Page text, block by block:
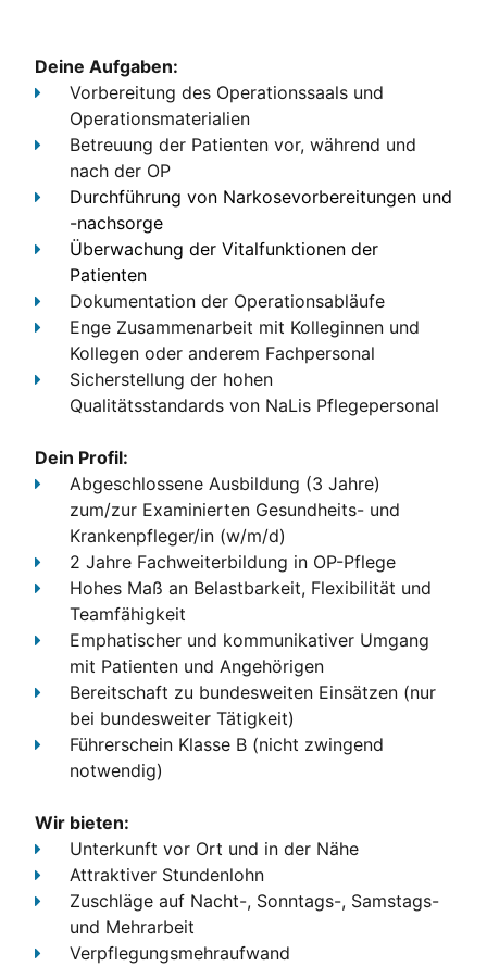
Deine Aufgaben:
Vorbereitung des Operationssaals und
Operationsmaterialien
Betreuung der Patienten vor, während und
nach der OP
Durchführung von Narkosevorbereitungen und
-nachsorge
Überwachung der Vitalfunktionen der
Patienten
Dokumentation der Operationsabläufe
Enge Zusammenarbeit mit Kolleginnen und
Kollegen oder anderem Fachpersonal
Sicherstellung der hohen
Qualitätsstandards von NaLis Pflegepersonal
Dein Profil:
Abgeschlossene Ausbildung (3 Jahre)
zum/zur Examinierten Gesundheits- und
Krankenpfleger/in (w/m/d)
2 Jahre Fachweiterbildung in OP-Pflege
Hohes Maß an Belastbarkeit, Flexibilität und
Teamfähigkeit
Emphatischer und kommunikativer Umgang
mit Patienten und Angehörigen
Bereitschaft zu bundesweiten Einsätzen (nur
bei bundesweiter Tätigkeit)
Führerschein Klasse B (nicht zwingend
notwendig)
Wir bieten:
Unterkunft vor Ort und in der Nähe
Attraktiver Stundenlohn
Zuschläge auf Nacht-, Sonntags-, Samstags-
und Mehrarbeit
Verpflegungsmehraufwand